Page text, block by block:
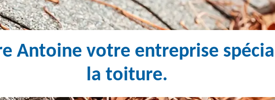
Antoine votre entreprise
la toiture.